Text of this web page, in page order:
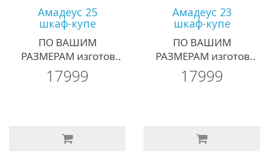
Амадеус 25
шкаф-купе
ПО ВАШИМ
РАЗМЕРАМ изготов..
17999
Амадеус 23
шкаф-купе
ПО ВАШИМ
РАЗМЕРАМ изготов..
17999